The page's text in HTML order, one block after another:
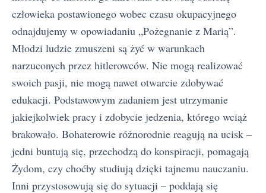
człowieka postawionego wobec czasu okupacyjnego
odnajdujemy w opowiadaniu „Pożegnanie z Marią”.
Młodzi ludzie zmuszeni są żyć w warunkach
narzuconych przez hitlerowców. Nie mogą realizować
swoich pasji, nie mogą nawet otwarcie zdobywać
edukacji. Podstawowym zadaniem jest utrzymanie
jakiejkolwiek pracy i zdobycie jedzenia, którego wciąż
brakowało. Bohaterowie różnorodnie reagują na ucisk –
jedni buntują się, przechodzą do konspiracji, pomagają
Żydom, czy choćby studiują dzięki tajnemu nauczaniu.
Inni przystosowują się do sytuacji – poddają się